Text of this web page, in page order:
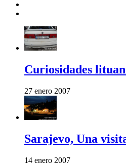
Curiosidades
27 enero 2007
Sarajevo, Una
14 enero 2007